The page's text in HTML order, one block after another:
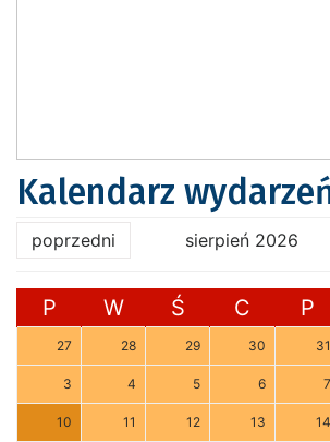
Kalendarz
poprzedni sierpień 2026
P W Ś C P
27 28 29 30 31
3 4 5 6 7
10 11 12 13 14